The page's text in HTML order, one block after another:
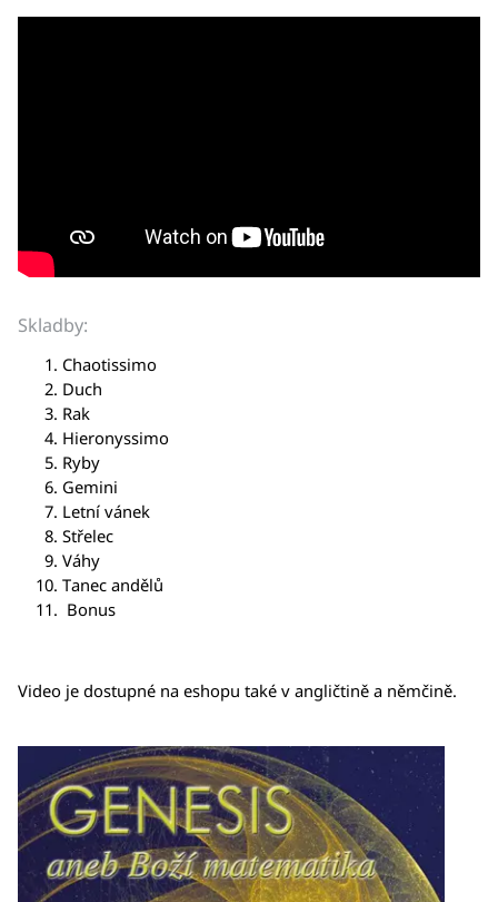
Skladby:
Chaotissimo
Duch
Rak
Hieronyssimo
Ryby
Gemini
Letní vánek
Střelec
Váhy
Tanec andělů
Bonus
Video je dostupné na eshopu také v angličtině a němčině.